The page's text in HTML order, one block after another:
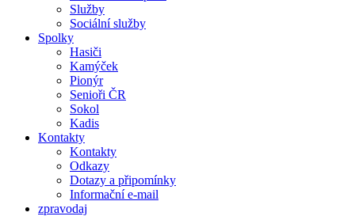
Služby
Sociální služby
Spolky
Hasiči
Kamýček
Pionýr
Senioři ČR
Sokol
Kadis
Kontakty
Kontakty
Odkazy
Dotazy a připomínky
Informační e-mail
zpravodaj